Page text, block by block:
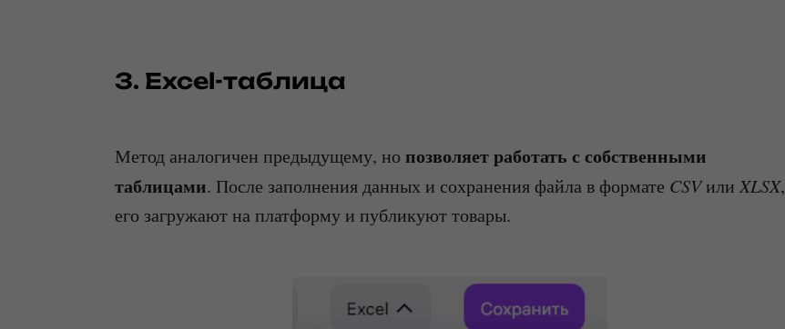
3. Excel-таблица
Метод аналогичен предыдущему, но позволяет работать с собственными
таблицами. После заполнения данных и сохранения файла в формате CSVили XLSX,
его загружают на платформу и публикуют товары.